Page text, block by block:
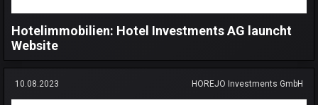
Hotelimmobilien: Hotel Investments AG launcht
Website
10.08.2023 HOREJO Investments GmbH